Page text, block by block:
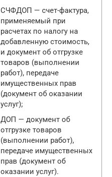
СЧФДОП — счет-фактура,
применяемый при
расчетах по налогу на
добавленную стоимость,
и документ об отгрузке
товаров (выполнении
работ), передаче
имущественных прав
(документ об оказании
услуг);
ДОП — документ об
отгрузке товаров
(выполнении работ),
передаче имущественных
прав (документ об
оказании услуг).